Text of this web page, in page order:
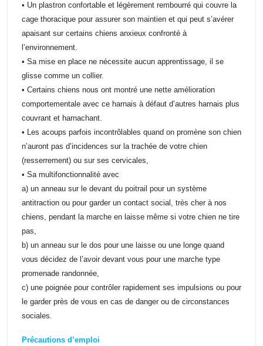
• Un plastron confortable et légèrement rembourré qui couvre la
cage thoracique pour assurer son maintien et qui peut s’avérer
apaisant sur certains chiens anxieux confronté à
l’environnement.
• Sa mise en place ne nécessite aucun apprentissage, il se
glisse comme un collier.
• Certains chiens nous ont montré une nette amélioration
comportementale avec ce harnais à défaut d’autres harnais plus
couvrant et harnachant.
• Les acoups parfois incontrôlables quand on promène son chien
n’auront pas d’incidences sur la trachée de votre chien
(resserrement) ou sur ses cervicales,
• Sa multifonctionnalité avec
a) un anneau sur le devant du poitrail pour un système
antitraction ou pour garder un contact social, très cher à nos
chiens, pendant la marche en laisse même si votre chien ne tire
pas,
b) un anneau sur le dos pour une laisse ou une longe quand
vous décidez de l’avoir devant vous pour une marche type
promenade randonnée,
c) une poignée pour contrôler rapidement ses impulsions ou pour
le garder près de vous en cas de danger ou de circonstances
sociales.
Précautions d’emploi